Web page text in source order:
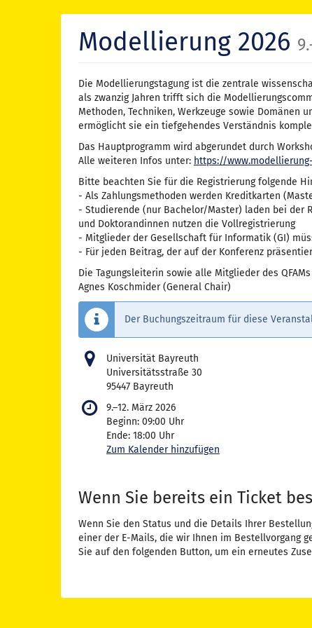
Modellierung 2026 9.
Die Modellierungstagung ist die zentrale
als zwanzig Jahren trifft sich die
Methoden, Techniken, Werkzeuge sowie Domänen
ermöglicht sie ein tiefgehendes Verständnis
Das Hauptprogramm wird abgerundet durch
Alle weiteren Infos unter: https://
Bitte beachten Sie für die Registrierung folgende
- Als Zahlungsmethoden werden Kreditkarten
- Studierende (nur Bachelor/Master) laden bei der
und Doktorandinnen nutzen die Vollregistrierung
- Mitglieder der Gesellschaft für Informatik (GI)
- Für jeden Beitrag, der auf der Konferenz
Die Tagungsleiterin sowie alle Mitglieder des
​Agnes Koschmider (General Chair)
Der Buchungszeitraum für diese
Universität Bayreuth
Universitätsstraße 30
95447 Bayreuth
9.–bis
12. März 2026
Beginn: 09:00 Uhr
Ende: 18:00 Uhr
Zum Kalender hinzufügen
Wenn Sie bereits ein Ticket
Wenn Sie den Status und die Details Ihrer
einer der E-Mails, die wir Ihnen im Bestellvorgang
Sie auf den folgenden Button, um ein erneutes